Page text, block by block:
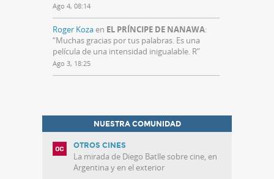
Ago 4, 08:14
Roger Kozaen EL PRÍNCIPE DE NANAWA:
“Muchas gracias por tus palabras. Es una
película de una intensidad inigualable. R”
Ago 3, 18:25
NUESTRA COMUNIDAD
OTROS CINES
La mirada de Diego Batlle sobre cine, en
Argentina y en el exterior